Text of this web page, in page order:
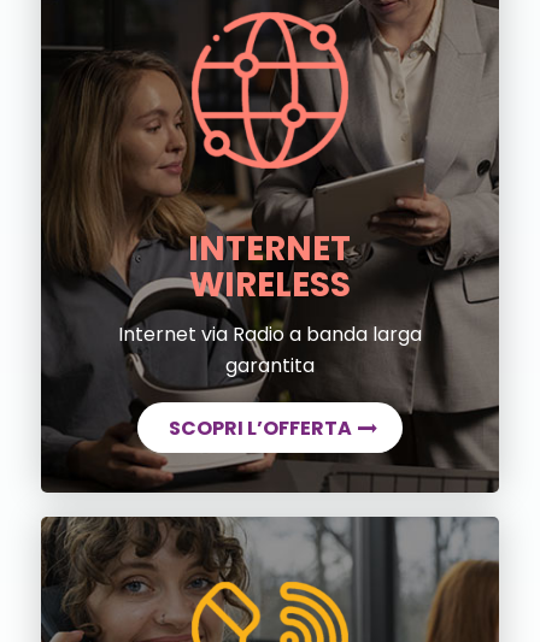
INTERNET
WIRELESS
Internet via Radio a banda larga
garantita
SCOPRI L’OFFERTA